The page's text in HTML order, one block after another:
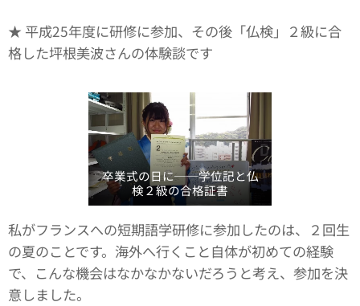
★ 平成25年度に研修に参加、その後「仏検」２級に合
格した坪根美波さんの体験談です
卒業式の日に──学位記と仏
検２級の合格証書
私がフランスへの短期語学研修に参加したのは、２回生
の夏のことです。海外へ行くこと自体が初めての経験
で、こんな機会はなかなかないだろうと考え、参加を決
意しました。